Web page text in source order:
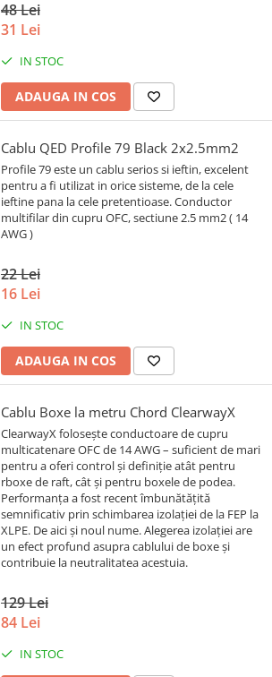
48 Lei
31 Lei
IN STOC
ADAUGA IN COS
Cablu QED Profile 79 Black 2x2.5mm2
Profile 79 este un cablu serios si ieftin, excelent
pentru a fi utilizat in orice sisteme, de la cele
ieftine pana la cele pretentioase. Conductor
multifilar din cupru OFC, sectiune 2.5 mm2 ( 14
AWG )
22 Lei
16 Lei
IN STOC
ADAUGA IN COS
Cablu Boxe la metru Chord ClearwayX
ClearwayX folosește conductoare de cupru
multicatenare OFC de 14 AWG – suficient de mari
pentru a oferi control și definiție atât pentru
rboxe de raft, cât și pentru boxele de podea.
Performanța a fost recent îmbunătățită
semnificativ prin schimbarea izolației de la FEP la
XLPE. De aici și noul nume. Alegerea izolației are
un efect profund asupra cablului de boxe și
contribuie la neutralitatea acestuia.
129 Lei
84 Lei
IN STOC